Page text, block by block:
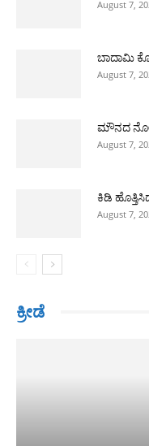
August 7,
ಬಾದಾಮಿ
August 7,
ಮೌನದ
August 7,
ಕಿಡಿ
August 7,
ಕ್ರೀಡೆ